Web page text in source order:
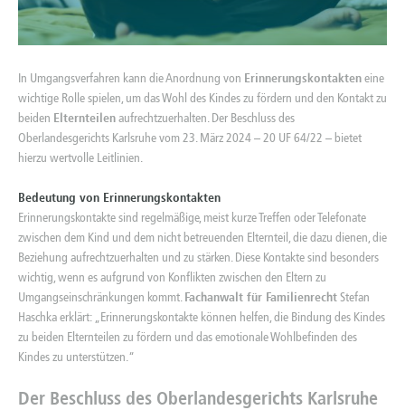
In Umgangsverfahren kann die Anordnung von Erinnerungskontakteneine
wichtige Rolle spielen, um das Wohl des Kindes zu fördern und den Kontakt zu
beiden Elternteilenaufrechtzuerhalten. Der Beschluss des
Oberlandesgerichts Karlsruhe vom 23. März 2024 – 20 UF 64/22 – bietet
hierzu wertvolle Leitlinien.
Bedeutung von Erinnerungskontakten
Erinnerungskontakte sind regelmäßige, meist kurze Treffen oder Telefonate
zwischen dem Kind und dem nicht betreuenden Elternteil, die dazu dienen, die
Beziehung aufrechtzuerhalten und zu stärken. Diese Kontakte sind besonders
wichtig, wenn es aufgrund von Konflikten zwischen den Eltern zu
Umgangseinschränkungen kommt.Fachanwalt für FamilienrechtStefan
Haschka erklärt: „Erinnerungskontakte können helfen, die Bindung des Kindes
zu beiden Elternteilen zu fördern und das emotionale Wohlbefinden des
Kindes zu unterstützen.“
Der Beschluss des Oberlandesgerichts Karlsruhe